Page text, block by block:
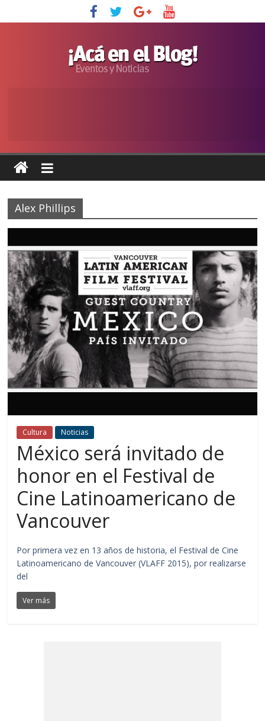
Alex Phillips
Cultura Noticias
México será invitado de
honor en el Festival de
Cine Latinoamericano de
Vancouver
Por primera vez en 13 años de historia, el Festival de Cine
Latinoamericano de Vancouver (VLAFF 2015), por realizarse
del
Ver más